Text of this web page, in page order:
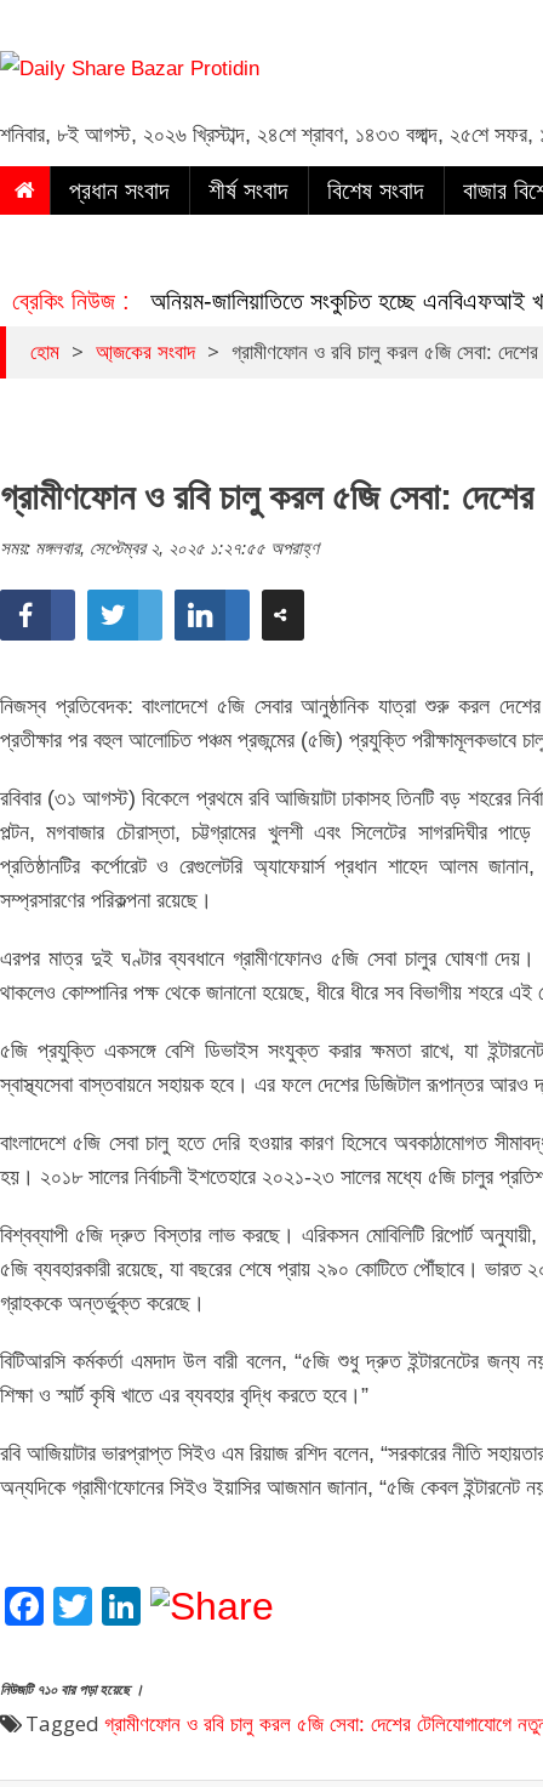
শনিবার, ৮ই আগস্ট, ২০২৬ খ্রিস্টাব্দ, ২৪শে শ্রাবণ, ১৪৩৩ বঙ্গাব্দ, ২৫শে সফর,
প্রধান সংবাদ শীর্ষ সংবাদ বিশেষ সংবাদ বাজার
ব্রেকিং নিউজ : অনিয়ম-জালিয়াতিতে সংকুচিত হচ্ছে এনবিএফআই
হোম > আ্জকের সংবাদ > গ্রামীণফোন ও রবি চালু করল ৫জি সেবা:
গ্রামীণফোন ও রবি চালু করল ৫জি সেবা:
সময়: মঙ্গলবার, সেপ্টেম্বর ২, ২০২৫ ১:২৭:৫৫ অপরাহ্ণ
নিজস্ব প্রতিবেদক: বাংলাদেশে ৫জি সেবার আনুষ্ঠানিক যাত্রা শুরু করল
প্রতীক্ষার পর বহুল আলোচিত পঞ্চম প্রজন্মের (৫জি) প্রযুক্তি পরীক্ষামূলকভাবে
রবিবার (৩১ আগস্ট) বিকেলে প্রথমে রবি আজিয়াটা ঢাকাসহ তিনটি বড় শহরের
পল্টন, মগবাজার চৌরাস্তা, চট্টগ্রামের খুলশী এবং সিলেটের সাগরদিঘীর
প্রতিষ্ঠানটির কর্পোরেট ও রেগুলেটরি অ্যাফেয়ার্স প্রধান শাহেদ আলম
সম্প্রসারণের পরিকল্পনা রয়েছে।
এরপর মাত্র দুই ঘণ্টার ব্যবধানে গ্রামীণফোনও ৫জি সেবা চালুর ঘোষণা দেয়।
থাকলেও কোম্পানির পক্ষ থেকে জানানো হয়েছে, ধীরে ধীরে সব বিভাগীয় শহরে
৫জি প্রযুক্তি একসঙ্গে বেশি ডিভাইস সংযুক্ত করার ক্ষমতা রাখে, যা
স্বাস্থ্যসেবা বাস্তবায়নে সহায়ক হবে। এর ফলে দেশের ডিজিটাল রূপান্তর
বাংলাদেশে ৫জি সেবা চালু হতে দেরি হওয়ার কারণ হিসেবে অবকাঠামোগত
হয়। ২০১৮ সালের নির্বাচনী ইশতেহারে ২০২১-২৩ সালের মধ্যে ৫জি চালুর
বিশ্বব্যাপী ৫জি দ্রুত বিস্তার লাভ করছে। এরিকসন মোবিলিটি রিপোর্ট
৫জি ব্যবহারকারী রয়েছে, যা বছরের শেষে প্রায় ২৯০ কোটিতে পৌঁছাবে। ভারত
গ্রাহককে অন্তর্ভুক্ত করেছে।
বিটিআরসি কর্মকর্তা এমদাদ উল বারী বলেন, “৫জি শুধু দ্রুত ইন্টারনেটের জন্য
শিক্ষা ও স্মার্ট কৃষি খাতে এর ব্যবহার বৃদ্ধি করতে হবে।”
রবি আজিয়াটার ভারপ্রাপ্ত সিইও এম রিয়াজ রশিদ বলেন, “সরকারের নীতি
অন্যদিকে গ্রামীণফোনের সিইও ইয়াসির আজমান জানান, “৫জি কেবল ইন্টারনেট
Facebook
Twitter
LinkedIn
নিউজটি ৭১০ বার পড়া হয়েছে ।
Tagged গ্রামীণফোন ও রবি চালু করল ৫জি সেবা: দেশের টেলিযোগাযোগে